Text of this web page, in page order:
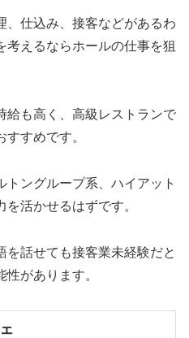
、仕込み、接客などがあるわ
考えるならホールの仕事を狙
給も高く、高級レストランで
すめです。
ングループ系、ハイアット
活かせるはずです。
話せても接客業未経験だと
があります。